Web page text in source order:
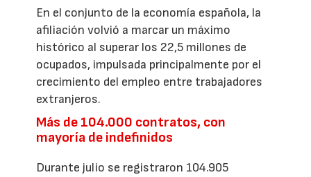
En el conjunto de la economía española, la
afiliación volvió a marcar un máximo
histórico al superar los 22,5 millones de
ocupados, impulsada principalmente por el
crecimiento del empleo entre trabajadores
extranjeros.
Más de 104.000 contratos, con
mayoría de indefinidos
Durante julio se registraron 104.905